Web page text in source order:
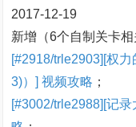
2017-12-19
新增（6个自制关卡相
[#2918/trle2903][权
3)）] 视频攻略 ；
[#3002/trle2988][记